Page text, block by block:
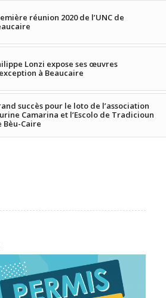
réunion 2020 de l’UNC de
Lonzi expose ses œuvres
à Beaucaire
succès pour le loto de l’association
Camarina et l’Escolo de Tradicioun
Bèu-Caire